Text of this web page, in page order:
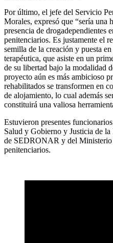
Por último, el jefe del Servicio
Morales, expresó que “sería una
presencia de drogadependientes
penitenciarios. Es justamente el
semilla de la creación y puesta
terapéutica, que asiste en un
de su libertad bajo la modalidad
proyecto aún es más ambicioso
rehabilitados se transformen en
de alojamiento, lo cual además
constituirá una valiosa
Estuvieron presentes
Salud y Gobierno y Justicia de
de SEDRONAR y del Ministerio
penitenciarios.